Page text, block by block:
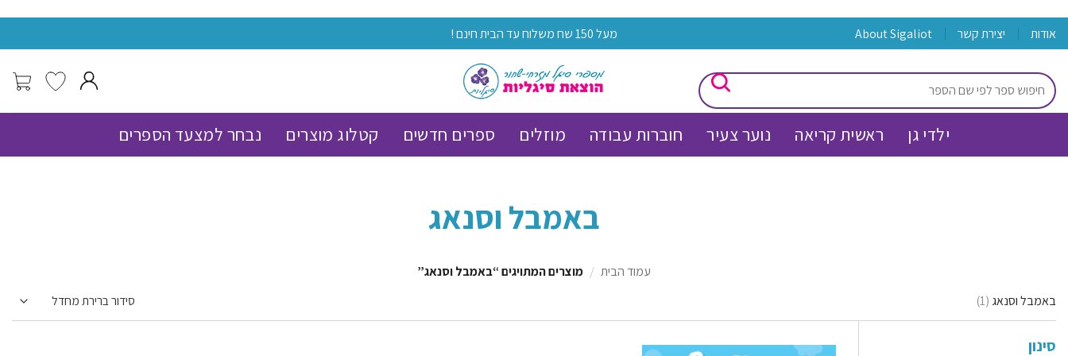
Skip
to
אודות יצירת קשר About Sigaliot מעל 150 שח משלוח עד הבית חינם ! מעל 150 שח משלוח עד הבית חינם !
חיפוש
עבור:
ילדי גן ראשית קריאה נוער צעיר חוברות עבודה מוזלים ספרים חדשים קטלוג מוצרים נבחר למצעד הספרים
באמבל וסנאג
עמוד הבית / מוצרים המתויגים “באמבל וסנאג”
באמבל וסנאג (1)
סינון